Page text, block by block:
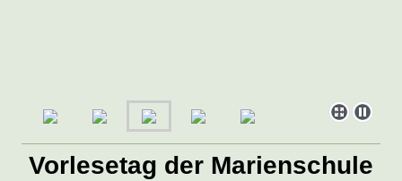
Vorlesetag der Marienschule